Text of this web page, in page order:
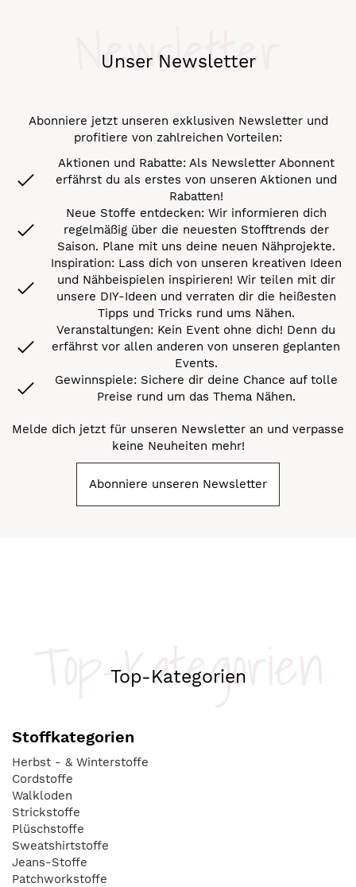
Unser Newsletter
Newsletter
Abonniere jetzt unseren exklusiven Newsletter und
profitiere von zahlreichen Vorteilen:
Aktionen und Rabatte: Als Newsletter Abonnent
erfährst du als erstes von unseren Aktionen und
Rabatten!
Neue Stoffe entdecken: Wir informieren dich
regelmäßig über die neuesten Stofftrends der
Saison. Plane mit uns deine neuen Nähprojekte.
Inspiration: Lass dich von unseren kreativen Ideen
und Nähbeispielen inspirieren! Wir teilen mit dir
unsere DIY-Ideen und verraten dir die heißesten
Tipps und Tricks rund ums Nähen.
Veranstaltungen: Kein Event ohne dich! Denn du
erfährst vor allen anderen von unseren geplanten
Events.
Gewinnspiele: Sichere dir deine Chance auf tolle
Preise rund um das Thema Nähen.
Melde dich jetzt für unseren Newsletter an und verpasse
keine Neuheiten mehr!
Abonniere unseren Newsletter
Top-Kategorien
Top-Kategorien
Stoffkategorien
Herbst - & Winterstoffe
Cordstoffe
Walkloden
Strickstoffe
Plüschstoffe
Sweatshirtstoffe
Jeans-Stoffe
Patchworkstoffe